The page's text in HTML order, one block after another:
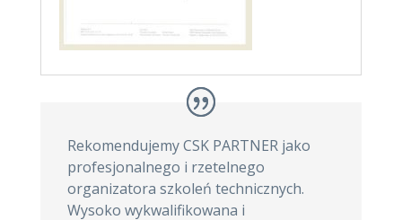
Rekomendujemy CSK PARTNER jako
profesjonalnego i rzetelnego
organizatora szkoleń technicznych.
Wysoko wykwalifikowana i